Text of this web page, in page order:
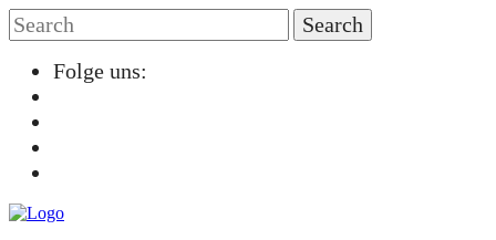
Folge uns: